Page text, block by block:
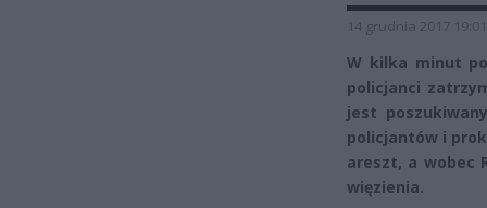
14 grudnia 2017 19:01
W kilka minut
policjanci
jest
policjantów i
areszt, a wobec
więzienia.